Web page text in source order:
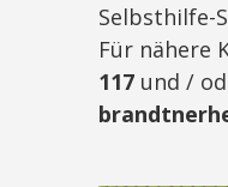
Selbsthilfe-
Für nähere
117 und /